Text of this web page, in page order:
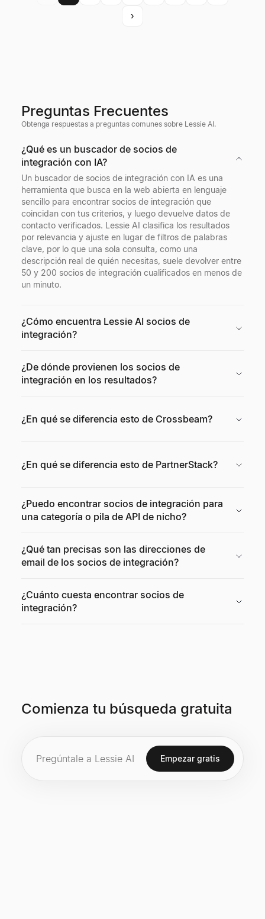
›
Preguntas Frecuentes
Obtenga respuestas a preguntas comunes sobre Lessie AI.
¿Qué es un buscador de socios de
integración con IA?
Un buscador de socios de integración con IA es una
herramienta que busca en la web abierta en lenguaje
sencillo para encontrar socios de integración que
coincidan con tus criterios, y luego devuelve datos de
contacto verificados. Lessie AI clasifica los resultados
por relevancia y ajuste en lugar de filtros de palabras
clave, por lo que una sola consulta, como una
descripción real de quién necesitas, suele devolver entre
50 y 200 socios de integración cualificados en menos de
un minuto.
¿Cómo encuentra Lessie AI socios de
integración?
¿De dónde provienen los socios de
integración en los resultados?
¿En qué se diferencia esto de Crossbeam?
¿En qué se diferencia esto de PartnerStack?
¿Puedo encontrar socios de integración para
una categoría o pila de API de nicho?
¿Qué tan precisas son las direcciones de
email de los socios de integración?
¿Cuánto cuesta encontrar socios de
integración?
Comienza tu búsqueda gratuita
Empezar gratis